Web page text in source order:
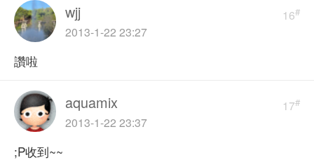
16#
wjj
2013-1-22 23:27
讚啦
17#
aquamix
2013-1-22 23:37
;P收到~~